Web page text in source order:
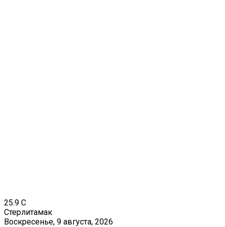
25.9 C
Стерлитамак
Воскресенье, 9 августа, 2026